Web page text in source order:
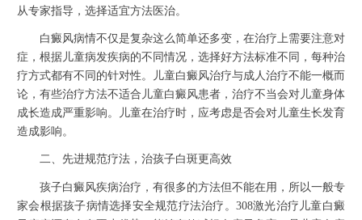
从专家指导，选择适宜方法医治。
白癜风病情不仅是复杂这么简单还多变，在治疗上需要注意对
症，根据儿童病发疾病的不同情况，选择好方法标准不同，每种治
疗方式都有不同的针对性。儿童白癜风治疗与成人治疗不能一概而
论，有些治疗方法不适合儿童白癜风患者，治疗不当会对儿童身体
成长造成严重影响。儿童在治疗时，应考虑是否会对儿童生长发育
造成影响。
二、先进规范疗法，治孩子白斑更高效
孩子白癜风疾病治疗，有很多的方法但不能在用，所以一般专
家会根据孩子病情选择安全规范疗法治疗。308激光治疗儿童白癜